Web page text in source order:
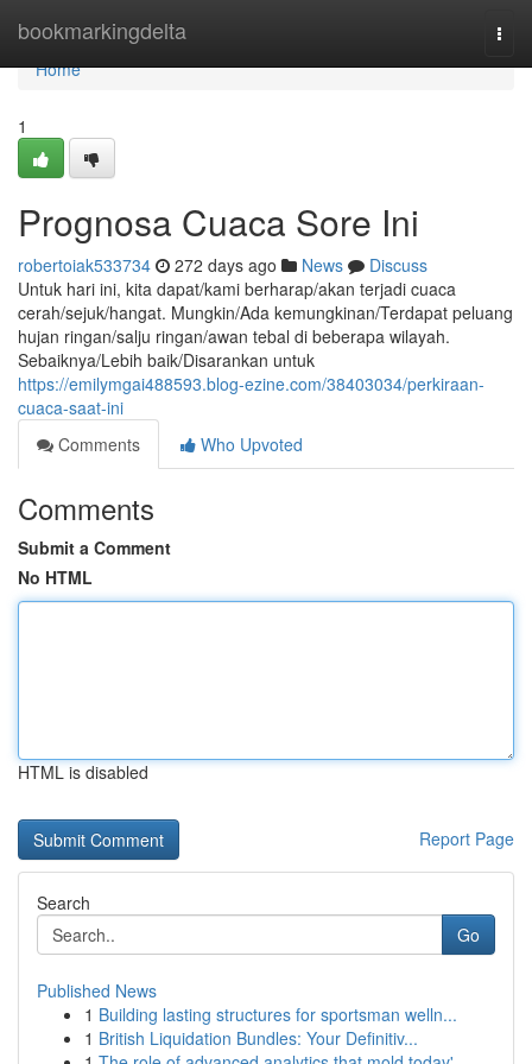
bookmarkingdelta
Home
Home
1
Prognosa Cuaca Sore Ini
robertoiak533734 272 days ago News
Discuss
Untuk hari ini, kita dapat/kami berharap/akan terjadi cuaca
cerah/sejuk/hangat. Mungkin/Ada kemungkinan/Terdapat peluang
hujan ringan/salju ringan/awan tebal di beberapa wilayah.
Sebaiknya/Lebih baik/Disarankan untuk
https://emilymgai488593.blog-ezine.com/38403034/perkiraan-
cuaca-saat-ini
Comments
Who Upvoted
Comments
Submit a Comment
No HTML
HTML is disabled
Report Page
Search
Go
Published News
1 Building lasting structures for sportsman welln...
1 British Liquidation Bundles: Your Definitiv...